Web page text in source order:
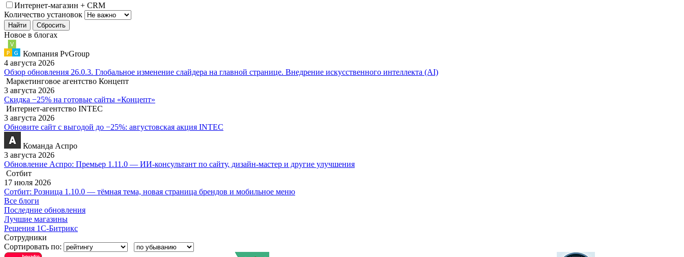
Интернет-магазин + CRM
Количество установок
Новое в блогах
Компания PvGroup
4 августа 2026
Обзор обновления 26.0.3. Глобальное изменение слайдера на главной странице. Внедрение искусственного интеллекта (AI)
Маркетинговое агентство Концепт
3 августа 2026
Скидка −25% на готовые сайты «Концепт»
Интернет-агентство INTEC
3 августа 2026
Обновите сайт с выгодой до −25%: августовская акция INTEC
Команда Аспро
3 августа 2026
Обновление Аспро: Премьер 1.11.0 — ИИ-консультант по сайту, дизайн-мастер и другие улучшения
Сотбит
17 июля 2026
Сотбит: Розница 1.10.0 — тёмная тема, новая страница брендов и мобильное меню
Все блоги
Последние обновления
Лучшие магазины
Решения 1С-Битрикс
Сотрудники
Сортировать по: